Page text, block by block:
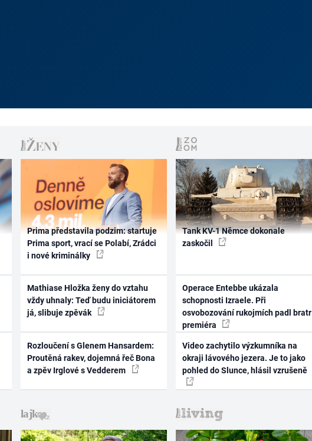
Prima představila podzim: startuje
Prima sport, vrací se Polabí, Zrádci
i nové kriminálky
Mathiase Hložka ženy do vztahu
vždy uhnaly: Teď budu iniciátorem
já, slibuje zpěvák
Rozloučení s Glenem Hansardem:
Proutěná rakev, dojemná řeč Bona
a zpěv Irglové s Vedderem
Tank KV-1 Němce dokonale
zaskočil
Operace Entebbe ukázala
schopnosti Izraele. Při
osvobozování rukojmích padl bratr
premiéra
Video zachytilo výzkumníka na
okraji lávového jezera. Je to jako
pohled do Slunce, hlásil vzrušeně